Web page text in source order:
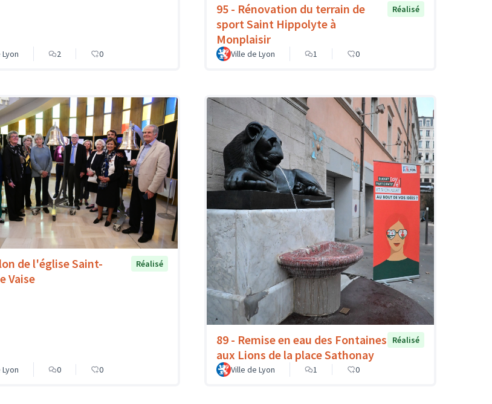
2 0
95 - Rénovation du terrain de
sport Saint Hippolyte à
Monplaisir
Réalisé
Ville de Lyon 1 0
de l'église Saint-
Vaise
Réalisé
0 0
89 - Remise en eau des Fontaines
aux Lions de la place Sathonay
Réalisé
Ville de Lyon 1 0